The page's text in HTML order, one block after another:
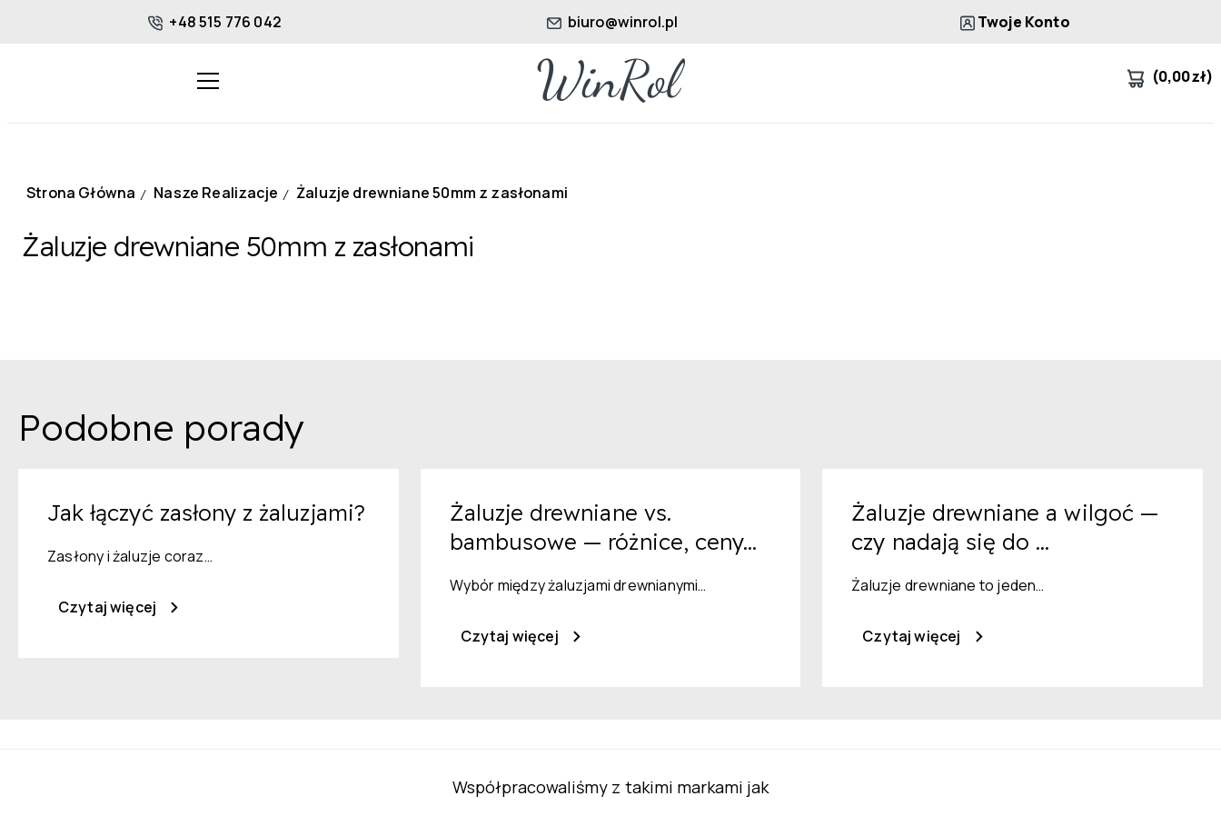
+48 515 776 042 biuro@winrol.pl Twoje Konto
(0,00zł)
Strona Główna / Nasze Realizacje / Żaluzje drewniane 50mm z zasłonami
Żaluzje drewniane 50mm z zasłonami
Podobne porady
Jak łączyć zasłony z żaluzjami?
Zasłony i żaluzje coraz…
Czytaj więcej
Żaluzje drewniane vs.
bambusowe — różnice, ceny...
Wybór między żaluzjami drewnianymi…
Czytaj więcej
Żaluzje drewniane a wilgoć —
czy nadają się do ...
Żaluzje drewniane to jeden…
Czytaj więcej
Współpracowaliśmy z takimi markami jak